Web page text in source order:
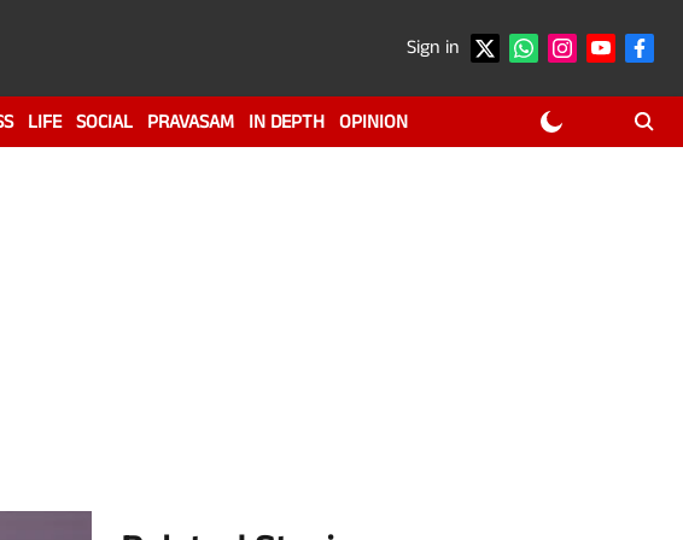
Sign in
LIFE SOCIAL PRAVASAM IN DEPTH OPINION